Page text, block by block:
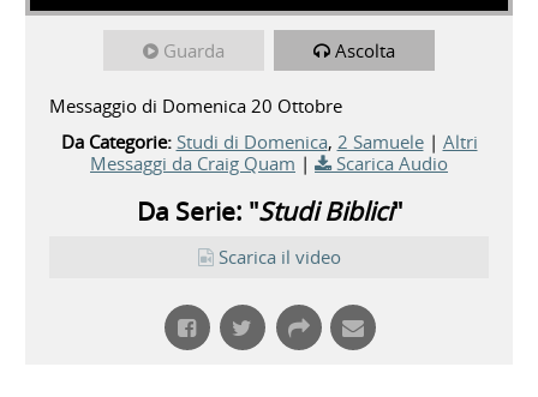
Guarda Ascolta
Messaggio di Domenica 20 Ottobre
Da Categorie: Studi di Domenica, 2 Samuele| Altri
Messaggi da Craig Quam | Scarica Audio
Da Serie: "Studi Biblici"
Scarica il video